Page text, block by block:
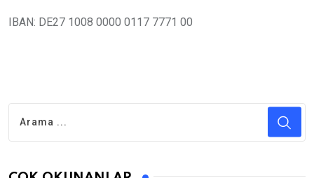
IBAN: DE27 1008 0000 0117 7771 00